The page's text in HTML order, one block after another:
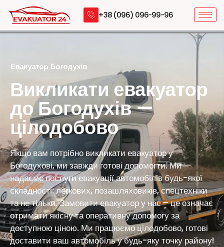
+38 (096) 096-99-96
Евакуатор Богодухів
Викликати евакуатор
до Богодухів —
цілодобово
Якщо вам потрібно викликати евакуатор у
Богодухові, ми завжди готові допомогти. Ми
надаємо послуги евакуації автомобілів будь-якої
складності: легкових, позашляховиків, спецтехніки
та не тільки. Замовити евакуатор у нас – це означає
отримати якісну та оперативну допомогу за
доступною ціною. Ми працюємо цілодобово, готові
доставити ваш автомобіль у будь-яку точку району!